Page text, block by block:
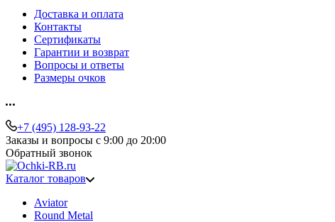
Доставка и оплата
Контакты
Сертификаты
Гарантии и возврат
Вопросы и ответы
Размеры очков
+7 (495) 128-93-22
Заказы и вопросы с 9:00 до 20:00
Обратный звонок
Каталог товаров
Aviator
Round Metal